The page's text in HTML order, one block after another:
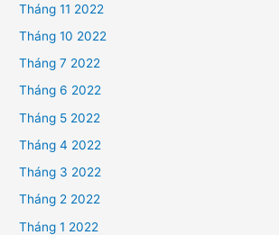
Tháng 11 2022
Tháng 10 2022
Tháng 7 2022
Tháng 6 2022
Tháng 5 2022
Tháng 4 2022
Tháng 3 2022
Tháng 2 2022
Tháng 1 2022